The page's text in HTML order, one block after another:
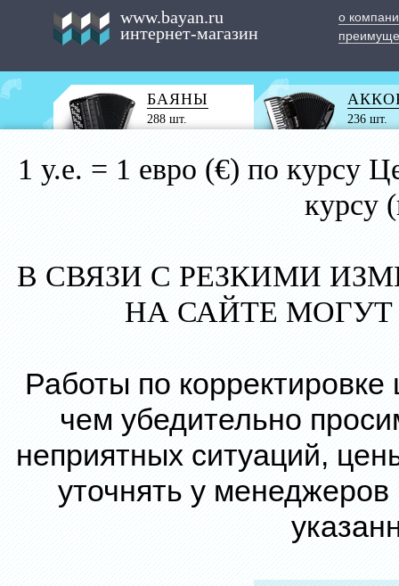
www.bayan.ru
интернет-магазин
о
БАЯНЫ
288 шт. 236 шт.
1 у.е. = 1 евро (€) по курсу
курсу
В СВЯЗИ С РЕЗКИМИ
НА САЙТЕ
Работы по
чем убедительно
неприятных ситуаций,
уточнять у